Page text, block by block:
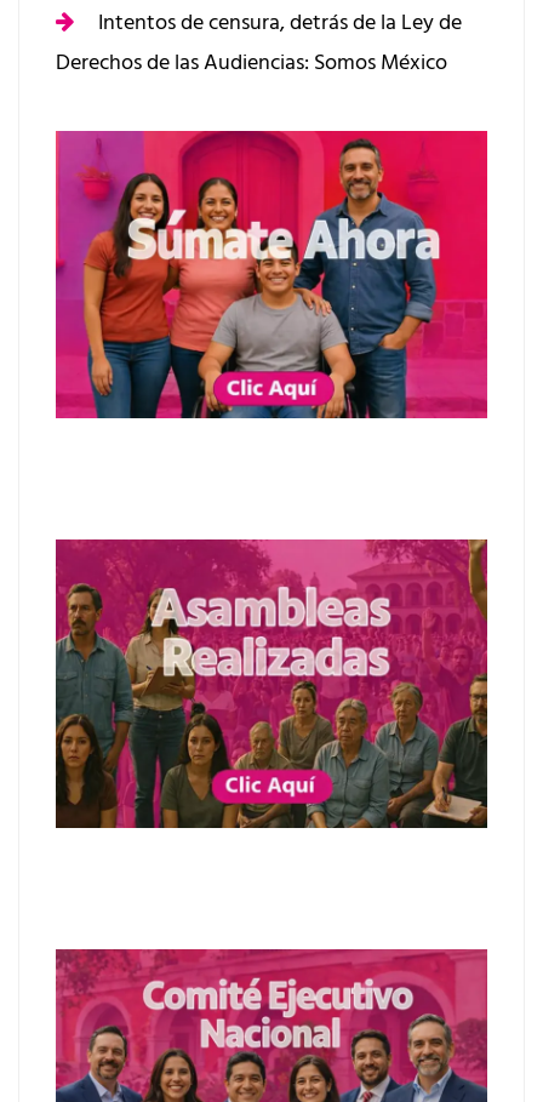
Intentos de censura, detrás de la Ley de
Derechos de las Audiencias: Somos México